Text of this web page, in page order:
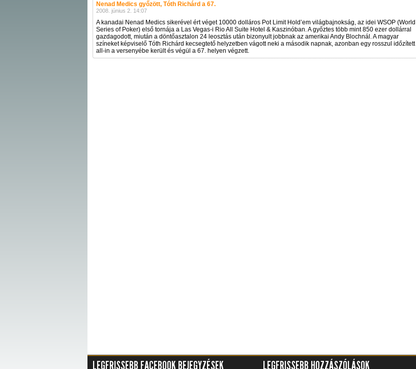
Nenad Medics győzött, Tóth Richárd a 67.
2008. június 2. 14:07
A kanadai Nenad Medics sikerével ért véget 10000 dolláros Pot Limit Hold’em világbajnokság, az idei WSOP (World
Series of Poker) első tornája a Las Vegas-i Rio All Suite Hotel & Kaszinóban. A győztes több mint 850 ezer dollárral
gazdagodott, miután a döntőasztalon 24 leosztás után bizonyult jobbnak az amerikai Andy Blochnál. A magyar
színeket képviselő Tóth Richárd kecsegtető helyzetben vágott neki a második napnak, azonban egy rosszul időzített
all-in a versenyébe került és végül a 67. helyen végzett.
LEGFRISSEBB FACEBOOK BEJEGYZÉSEK LEGFRISSEBB HOZZÁSZÓLÁSOK